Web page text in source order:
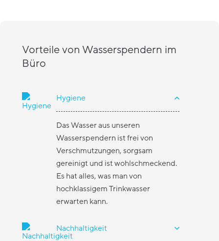
Vorteile von Wasserspendern im
Büro
Hygiene
Das Wasser aus unseren
Wasserspendern ist frei von
Verschmutzungen, sorgsam
gereinigt und ist wohlschmeckend.
Es hat alles, was man von
hochklassigem Trinkwasser
erwarten kann.
Nachhaltigkeit